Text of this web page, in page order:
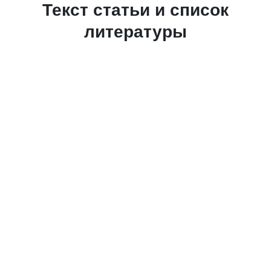
Текст статьи и список
литературы